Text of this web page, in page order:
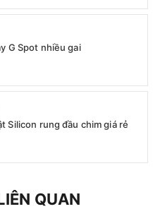
G Spot nhiều gai
Silicon rung đầu chim giá rẻ
QUAN